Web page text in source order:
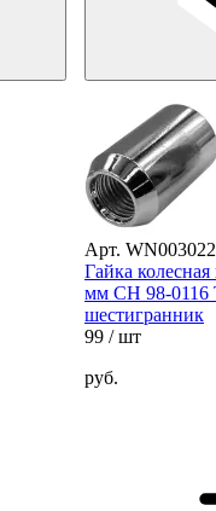
Арт.
Гайка
мм CH 98-0116
шестигранник
99 / шт
руб.